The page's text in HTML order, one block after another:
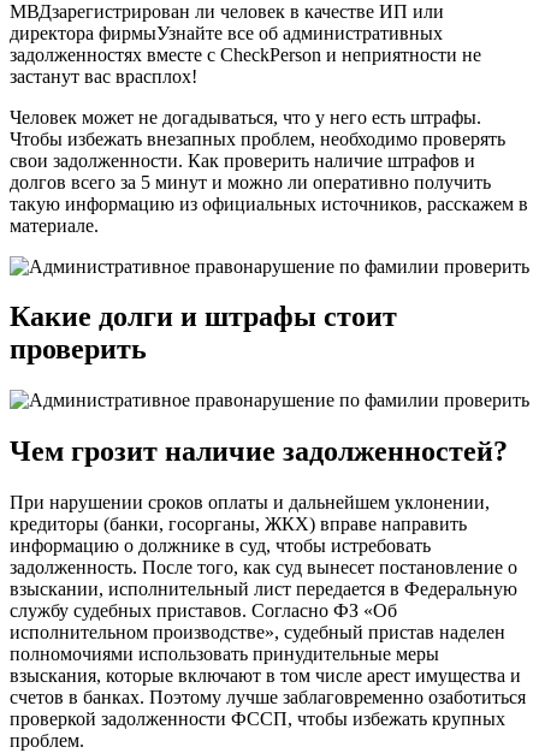
МВДзарегистрирован ли человек в качестве ИП или
директора фирмыУзнайте все об административных
задолженностях вместе с CheckPerson и неприятности не
застанут вас врасплох!
Человек может не догадываться, что у него есть штрафы.
Чтобы избежать внезапных проблем, необходимо проверять
свои задолженности. Как проверить наличие штрафов и
долгов всего за 5 минут и можно ли оперативно получить
такую информацию из официальных источников, расскажем в
материале.
Какие долги и штрафы стоит
проверить
Чем грозит наличие задолженностей?
При нарушении сроков оплаты и дальнейшем уклонении,
кредиторы (банки, госорганы, ЖКХ) вправе направить
информацию о должнике в суд, чтобы истребовать
задолженность. После того, как суд вынесет постановление о
взыскании, исполнительный лист передается в Федеральную
службу судебных приставов. Согласно ФЗ «Об
исполнительном производстве», судебный пристав наделен
полномочиями использовать принудительные меры
взыскания, которые включают в том числе арест имущества и
счетов в банках. Поэтому лучше заблаговременно озаботиться
проверкой задолженности ФССП, чтобы избежать крупных
проблем.